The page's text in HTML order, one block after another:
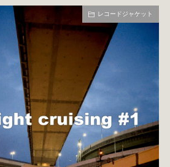
レコードジャケット